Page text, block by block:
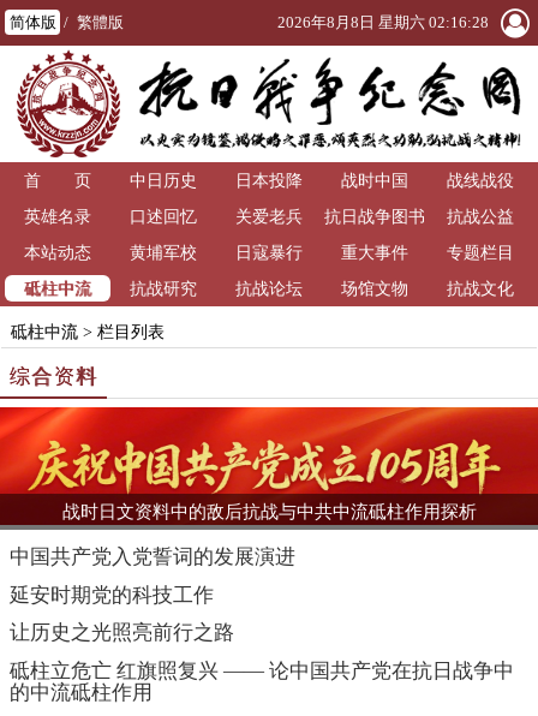
简体版 / 繁體版 2026年8月8日 星期六 02:16:31
首 页 中日历史 日本投降 战时中国
战线战役
英雄名录
口述回忆 关爱老兵
抗日战争图书
馆
抗战公益
本站动态
黄埔军校 日寇暴行 重大事件
专题栏目
砥柱中流
抗战研究 抗战论坛 场馆文物 抗战文化
砥柱中流> 栏目列表
综合资料
战时日文资料中的敌后抗战与中共中流砥柱作用探析
中国共产党入党誓词的发展演进
延安时期党的科技工作
让历史之光照亮前行之路
砥柱立危亡 红旗照复兴 —— 论中国共产党在抗日战争中
的中流砥柱作用